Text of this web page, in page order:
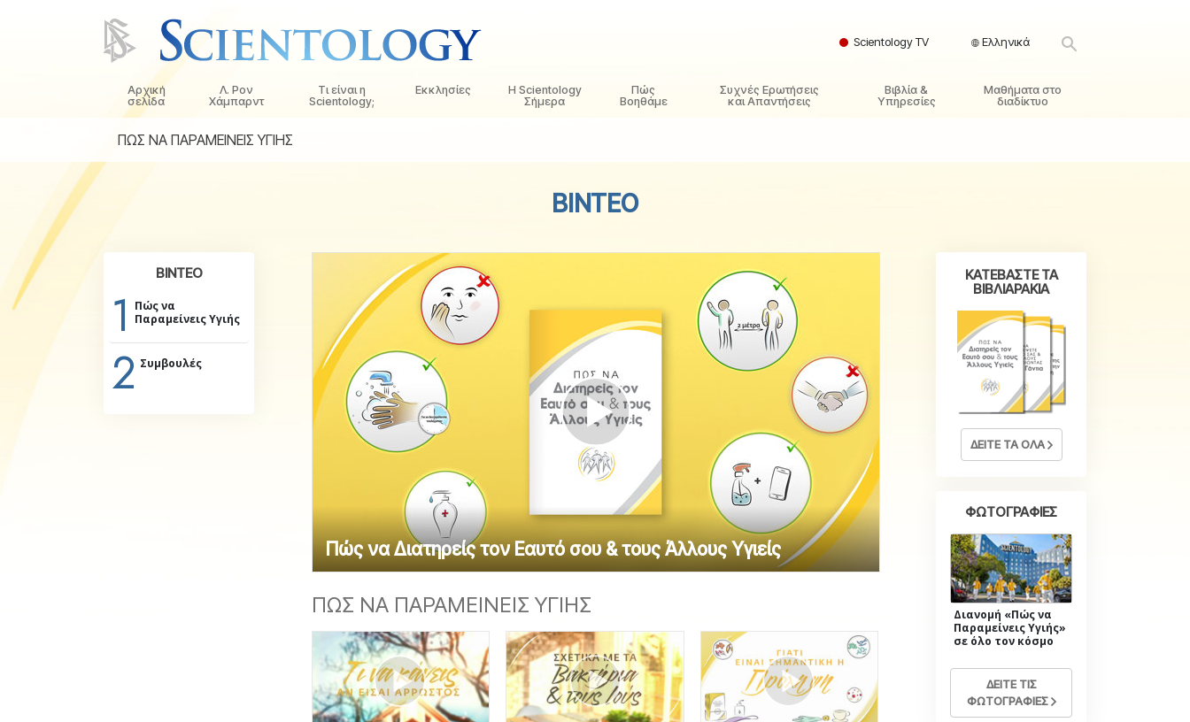
Scientology TV Ελληνικά
Αρχική
σελίδα
Λ. Ρον
Χάμπαρντ
Τι είναι η
Scientology;
Συναντήστε έναν Σαηεντολόγο
Μέσα σε μια Εκκλησία
Οι Βασικές Αρχές της
Σαηεντολογίας
Μια Εισαγωγή στη Διανοητική
Αγάπη και Μίσος –
Tι είναι η Μεγαλοσύνη;
Εκκλησίες
Freewinds
Φέρνοντας τη Σαηεντολογία στον
Κόσμο
Η Scientology
Σήμερα
Ντέιβιντ Μισκάβιτς: Εκκλησιαστικός
Πώς
Βοηθάμε
Κρίμινον
Η Αλήθεια για τα Ναρκωτικά
Ενωμένοι για τα Ανθρώπινα
Δικαιώματα
Επιτροπή Πολιτών για τα
Ανθρώπινα Δικαιώματα
Εθελοντές Λειτουργοί της
Σαηεντολογίας
Συχνές Ερωτήσεις
και Απαντήσεις
Βιβλία &
Υπηρεσίες
Εισαγωγικές Υπηρεσίες
Μαθήματα στο
διαδίκτυο
Περιβάλλον
Βοηθήματα για Ασθένειες και
Ακεραιότητα και Τιμιότητα
Η Τονική Κλίμακα των
Φάρμακα και Ναρκωτικά:
Το Πρόβλημα και η Λύση του
Εργαλεία για τον Χώρο Εργασίας
Ηθική και Καταστάσεις Ηθικής
Η Αιτία της Καταπίεσης
Τα Βασικά Στοιχεία της Οργάνωσης
Βασικές Αρχές Δημοσίων Σχέσεων
Επιδιώξεις και Στόχοι
ΠΩΣ ΝΑ ΠΑΡΑΜΕΙΝΕΙΣ ΥΓΙΗΣ
ΒΙΝΤΕΟ
Play
Video
Πώς να Διατηρείς τον Εαυτό σου & τους Άλλους Υγιείς
ΠΩΣ ΝΑ ΠΑΡΑΜΕΙΝΕΙΣ ΥΓΙΗΣ
ΒΙΝΤΕΟ
1
Πώς να
Παραμείνεις Υγιής
2 Συμβουλές
ΚΑΤΕΒΑΣΤΕ ΤΑ
ΒΙΒΛΙΑΡΑΚΙΑ
ΔΕΙΤΕ ΤΑ ΟΛΑ
ΦΩΤΟΓΡΑΦΙΕΣ
Διανομή «Πώς να
Παραμείνεις Υγιής»
σε όλο τον κόσμο
ΔΕΙΤΕ ΤΙΣ
ΦΩΤΟΓΡΑΦΙΕΣ